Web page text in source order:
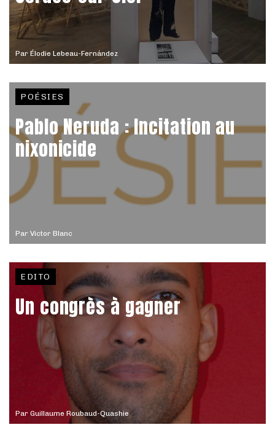
Par Élodie Lebeau-Fernández
Par Victor Blanc
POÉSIES
Pablo Neruda : Incitation au
nixonicide
Par Guillaume Roubaud-Quashie
EDITO
Un congrès à gagner